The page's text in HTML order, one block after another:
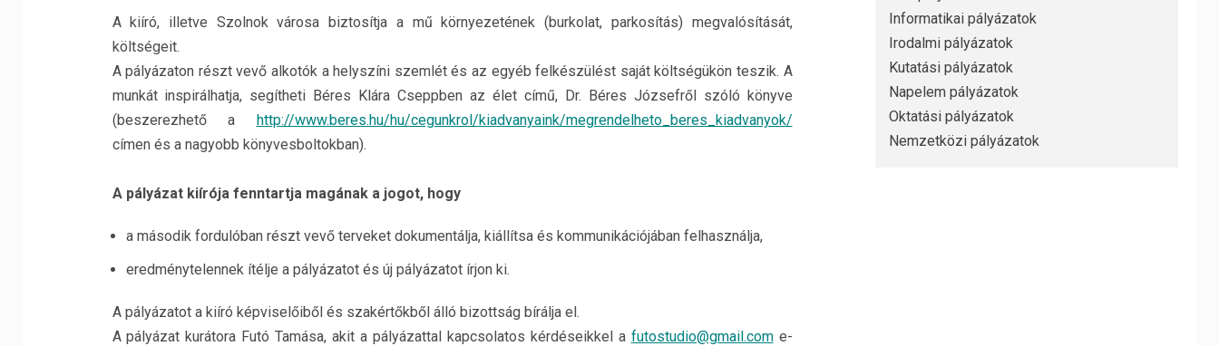
A kiíró, illetve Szolnok városa biztosítja a mű környezetének (burkolat, parkosítás) megvalósítását,
költségeit.
A pályázaton részt vevő alkotók a helyszíni szemlét és az egyéb felkészülést saját költségükön teszik. A
munkát inspirálhatja, segítheti Béres Klára Cseppben az élet című, Dr. Béres Józsefről szóló könyve
(beszerezhető a http://www.beres.hu/hu/cegunkrol/kiadvanyaink/megrendelheto_beres_kiadvanyok/
címen és a nagyobb könyvesboltokban).
A pályázat kiírója fenntartja magának a jogot, hogy
a második fordulóban részt vevő terveket dokumentálja, kiállítsa és kommunikációjában felhasználja,
eredménytelennek ítélje a pályázatot és új pályázatot írjon ki.
A pályázatot a kiíró képviselőiből és szakértőkből álló bizottság bírálja el.
A pályázat kurátora Futó Tamása, akit a pályázattal kapcsolatos kérdéseikkel a futostudio@gmail.come-
Informatikai pályázatok
Irodalmi pályázatok
Kutatási pályázatok
Napelem pályázatok
Oktatási pályázatok
Nemzetközi pályázatok